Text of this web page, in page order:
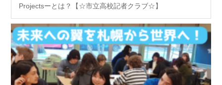
Projectsーとは？【☆市立高校記者クラブ☆】